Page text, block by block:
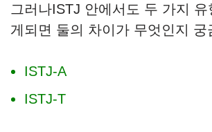
그러나ISTJ 안에서도 두 가지
게되면 둘의 차이가 무엇인지 궁
ISTJ-A
ISTJ-T